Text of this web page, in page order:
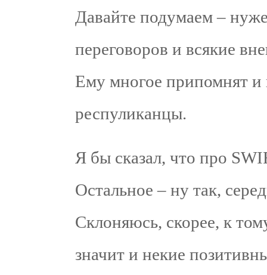
Давайте подумаем –
переговоров и всякие
Ему многое припомнят и
респуликанцы.
Я бы сказал, что про
Остальное – ну так,
Склоняюсь, скорее, к
значит и некие